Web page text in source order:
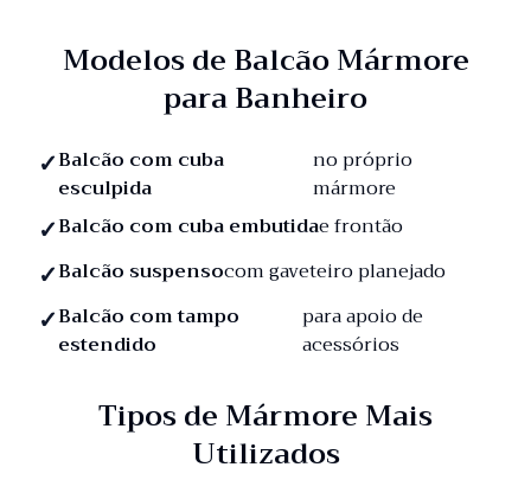
Modelos de Balcão Mármore
para Banheiro
Balcão com cuba
esculpida
no próprio
mármore
Balcão com cuba embutidae frontão
Balcão suspensocom gaveteiro planejado
Balcão com tampo
estendido
para apoio de
acessórios
Tipos de Mármore Mais
Utilizados